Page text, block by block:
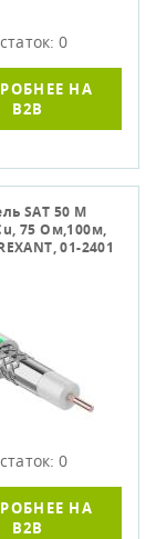
0
НА
B2B
SAT 50 M
75 Ом,100м,
01-2401
0
НА
B2B